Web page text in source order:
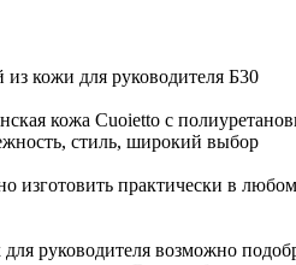
кожи для руководителя Б30
кожа Cuoietto с
стиль, широкий выбор
изготовить практически в любом
руководителя возможно